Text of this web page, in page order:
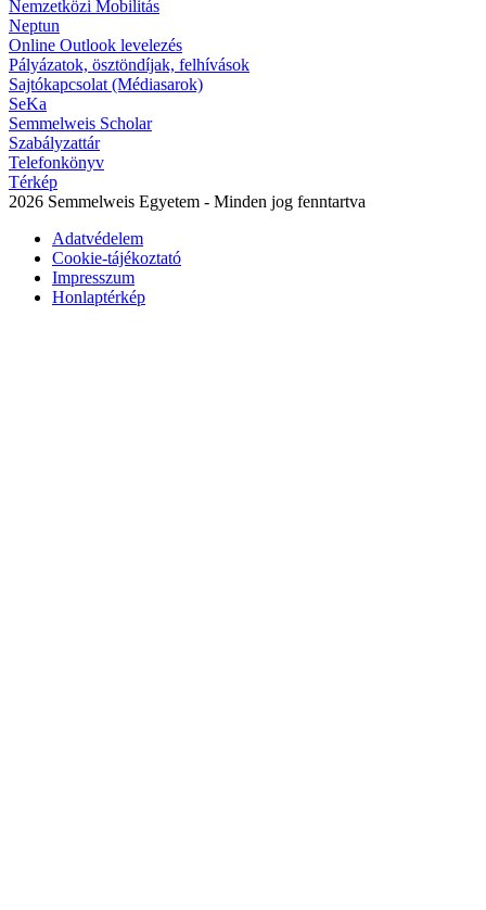
Nemzetközi Mobilitás
Neptun
Online Outlook levelezés
Pályázatok, ösztöndíjak, felhívások
Sajtókapcsolat (Médiasarok)
SeKa
Semmelweis Scholar
Szabályzattár
Telefonkönyv
Térkép
2026 Semmelweis Egyetem - Minden jog fenntartva
Adatvédelem
Cookie-tájékoztató
Impresszum
Honlaptérkép